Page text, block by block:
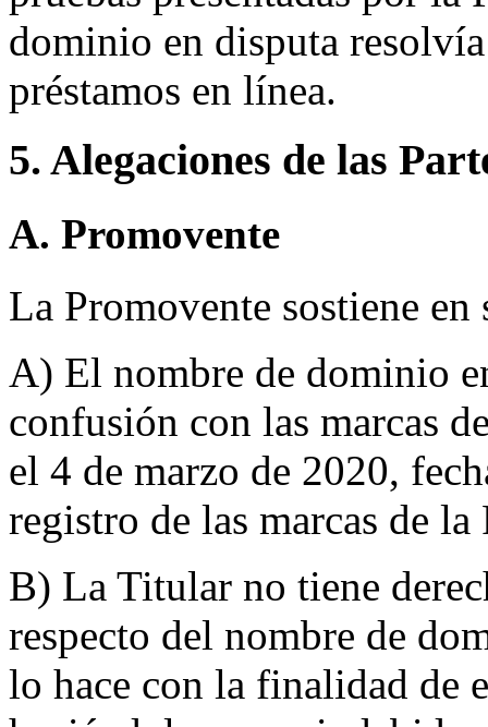
dominio en disputa
préstamos en línea.
5. Alegaciones de las
A. Promovente
La Promovente sostiene en
A) El nombre de dominio
confusión con las marcas
el 4 de marzo de 2020,
registro de las marcas de la
B) La Titular no tiene
respecto del nombre de
lo hace con la finalidad de